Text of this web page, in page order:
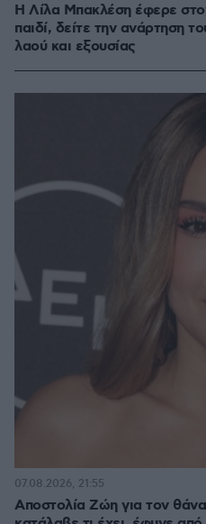
Η Λίλα Μπακλέση έφερε
παιδί, δείτε την ανάρτηση
λαού και εξουσίας
Αποστολία Ζώη για τον
07.08.2026, 21:55